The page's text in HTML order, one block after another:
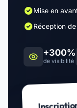
Mise en
Réception
+300%
de visibilité